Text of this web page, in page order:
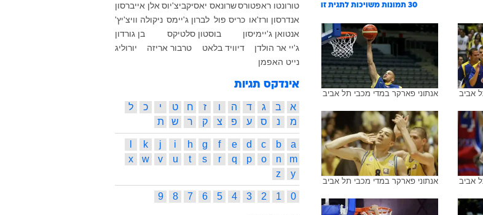
30 תמונות משויכות לתגית זו
אביב אנתוני פארקר במדי מכבי תל אביב
אביב אנתוני פארקר במדי מכבי תל אביב
טורונטו ראפטורסשרונאס יאסיקביצ'יוס אלן אייברסון
אנדרסון ורז'או כריס פול לברון ג'יימס ניקולה וויצ'יץ'
אנטואן ג'יימיסון
בוסטון סלטיקס
בן גורדון
ג'יי אר הולדן
דיוויד בלאט טרבור אריזה
יורוליג
נייט האפמן
אינדקס תגיות
א ב ג ד ה ו ז ח ט י כ
ל
מ
נ ס ע פ צ ק ר ש ת
a
b
c
d
e
f
g
h
i
j
k
m
n
o
p
q
r
s
t
u
v
w
x
y
z
0
1
2
3
4
5
6
7
8
9